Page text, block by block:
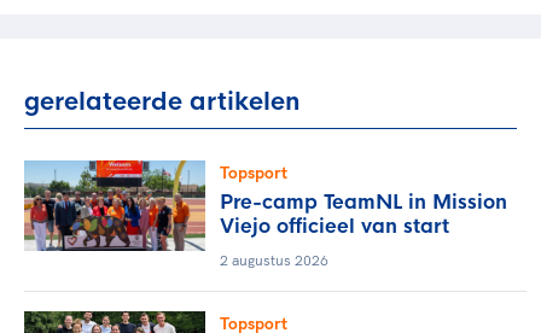
gerelateerde artikelen
Topsport
Pre-camp TeamNL in Mission
Viejo officieel van start
2 augustus 2026
Topsport